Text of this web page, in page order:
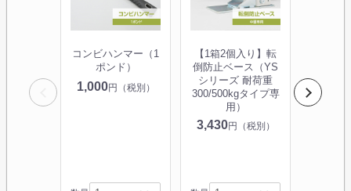
コンビハンマー（1
ポンド）
1,000円（税別）
【1箱2個入り】転
倒防止ベース（YS
シリーズ 耐荷重
300/500kgタイプ専
用）
3,430円（税別）
300kg/
専用）